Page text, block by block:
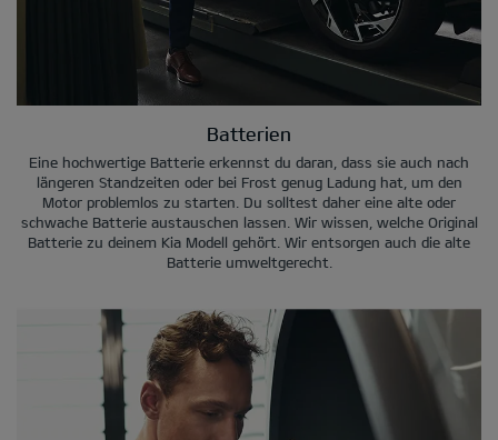
Batterien
Eine hochwertige Batterie erkennst du daran, dass sie auch nach
längeren Standzeiten oder bei Frost genug Ladung hat, um den
Motor problemlos zu starten. Du solltest daher eine alte oder
schwache Batterie austauschen lassen. Wir wissen, welche Original
Batterie zu deinem Kia Modell gehört. Wir entsorgen auch die alte
Batterie umweltgerecht.